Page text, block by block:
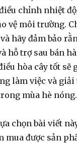
chỉnh nhiệt
vệ môi trường.
hãy đảm bảo
hỗ trợ sau bán
hòa cây tốt sẽ
làm việc và
mùa hè nóng.
chọn bài viết
mua được sản